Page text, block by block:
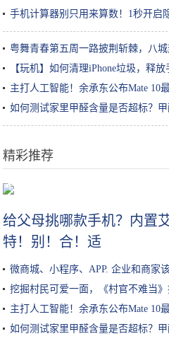
手机计算器别只用来算数！1秒开启
粤舞青春第五周一路披荆斩棘，八
【玩机】如何清理iPhone垃圾，释放
主打人工智能！余承东公布Mate 10
如何测试家里甲醛含量是否超标？甲
精彩推荐
不盲目跟风，化妆水一定要选适合自
给父母挑哪款手机？内置
特！别！合！适
微商城、小程序、APP. 企业和商家
挖掘村民可爱一面，《村官不难当
主打人工智能！余承东公布Mate 10
如何测试家里甲醛含量是否超标？甲